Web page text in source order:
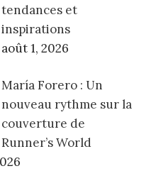
tendances et
inspirations
août 1, 2026
María Forero : Un
nouveau rythme sur la
couverture de
Runner’s World